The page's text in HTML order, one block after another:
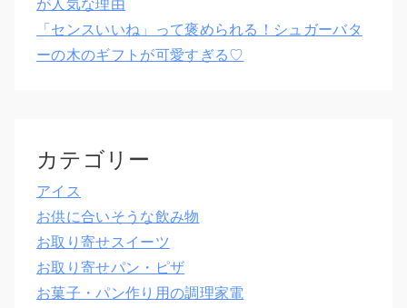
が人気な理由
「センスいいね」って褒められる！シュガーバタ
ーの木のギフトが可愛すぎる♡
カテゴリー
アイス
お供に合いそうな飲み物
お取り寄せスイーツ
お取り寄せパン・ピザ
お菓子・パン作り用の調理家電